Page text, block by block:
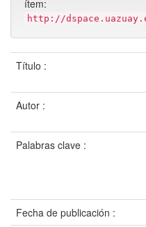
ítem:
http://
Título :
Autor :
Palabras clave :
Fecha de publicación :